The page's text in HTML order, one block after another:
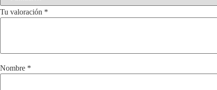
Tu valoración *
Nombre *